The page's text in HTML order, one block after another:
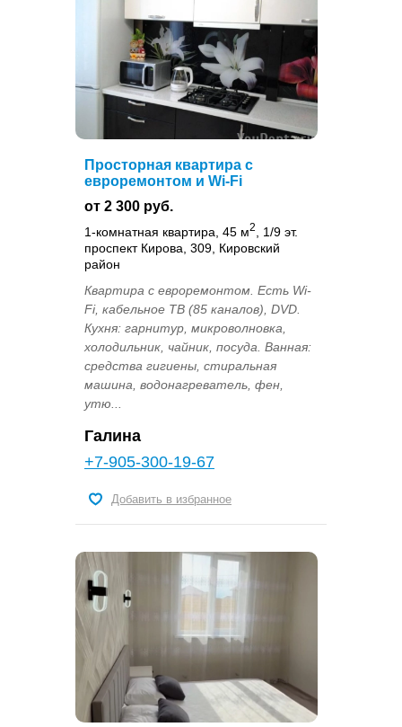
Просторная квартира с
евроремонтом и Wi-Fi
от 2 300 руб.
1-комнатная квартира, 45 м2
, 1/9 эт.
проспект Кирова, 309, Кировский
район
Квартира с евроремонтом. Есть Wi-
Fi, кабельное ТВ (85 каналов), DVD.
Кухня: гарнитур, микроволновка,
холодильник, чайник, посуда. Ванная:
средства гигиены, стиральная
машина, водонагреватель, фен,
утю...
Галина
+7-905-300-19-67
Добавить в избранное